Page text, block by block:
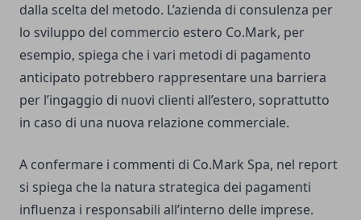
dalla scelta del metodo. L’azienda di consulenza per
lo sviluppo del commercio estero Co.Mark, per
esempio, spiega che i vari metodi di pagamento
anticipato potrebbero rappresentare una barriera
per l’ingaggio di nuovi clienti all’estero, soprattutto
in caso di una nuova relazione commerciale.
A confermare i commenti di Co.Mark Spa, nel report
si spiega che la natura strategica dei pagamenti
influenza i responsabili all’interno delle imprese.